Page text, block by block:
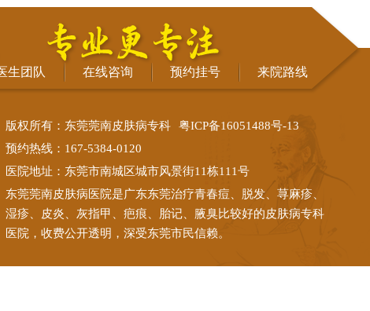
生团队 在线咨询 预约挂号 来院路线
版权所有：东莞莞南皮肤病专科
粤ICP备16051488号-13
预约热线：167-5384-0120
医院地址：东莞市南城区城市风景街11栋111号
东莞莞南皮肤病医院是广东东莞治疗青春痘、脱发、荨麻疹、
湿疹、皮炎、灰指甲、疤痕、胎记、腋臭比较好的皮肤病专科
医院，收费公开透明，深受东莞市民信赖。